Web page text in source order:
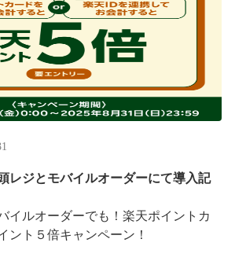
レジとモバイルオーダーにて導入記
イルオーダーでも！楽天ポイントカ
ント５倍キャンペーン！